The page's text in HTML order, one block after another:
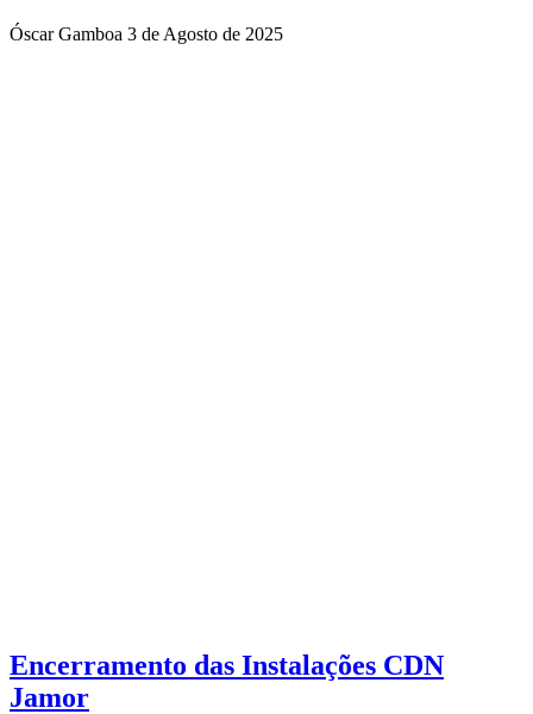
Óscar Gamboa 3 de Agosto de 2025
Encerramento das Instalações CDN
Jamor